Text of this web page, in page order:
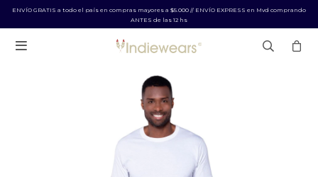
ENVÍO GRATIS a todo el país en compras mayores a $5.000 // ENVÍO EXPRESS en Mvd comprando
ANTES de las 12 hs
